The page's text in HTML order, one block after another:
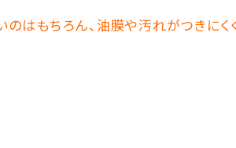
はもちろん、油膜や汚れがつきにくく